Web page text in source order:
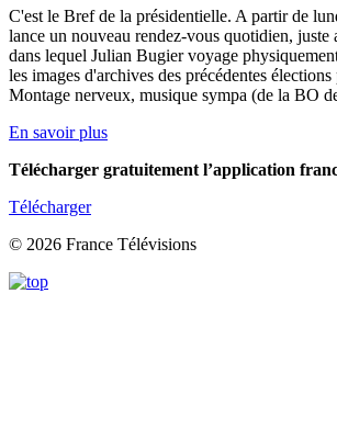
C'est le Bref de la présidentielle. A partir de
lance un nouveau rendez-vous quotidien, juste
dans lequel Julian Bugier voyage
les images d'archives des précédentes
Montage nerveux, musique sympa (de la BO
En savoir plus
Télécharger gratuitement l’application
Télécharger
© 2026 France Télévisions